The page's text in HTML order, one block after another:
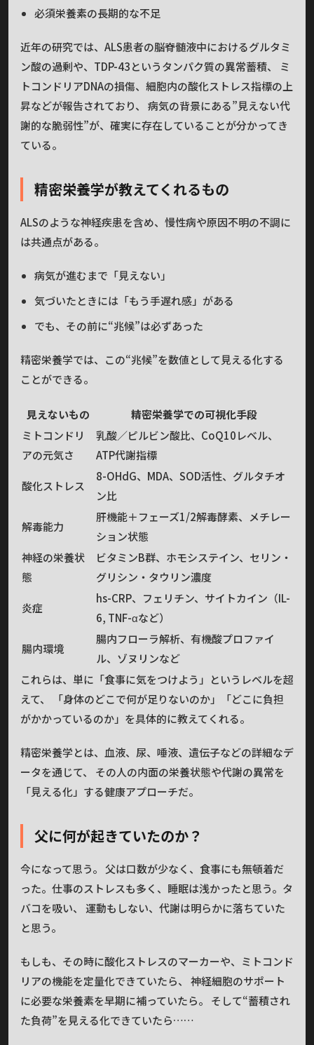
必須栄養素の長期的な不足
近年の研究では、ALS患者の脳脊髄液中におけるグルタミ
ン酸の過剰や、TDP-43というタンパク質の異常蓄積、 ミ
トコンドリアDNAの損傷、細胞内の酸化ストレス指標の上
昇などが報告されており、 病気の背景にある”見えない代
謝的な脆弱性”が、確実に存在していることが分かってき
ている。
精密栄養学が教えてくれるもの
ALSのような神経疾患を含め、慢性病や原因不明の不調に
は共通点がある。
病気が進むまで「見えない」
気づいたときには「もう手遅れ感」がある
でも、その前に“兆候”は必ずあった
精密栄養学では、この“兆候”を数値として見える化する
ことができる。
見えないもの
精密栄養学での可視化手段
ミトコンドリ
アの元気さ
乳酸／ピルビン酸比、CoQ10レベル、
ATP代謝指標
酸化ストレス
8-OHdG、MDA、SOD活性、グルタチオ
ン比
解毒能力
肝機能＋フェーズ1/2解毒酵素、メチレー
ション状態
神経の栄養状
態
ビタミンB群、ホモシステイン、セリン・
グリシン・タウリン濃度
炎症
hs-CRP、フェリチン、サイトカイン（IL-
6, TNF-αなど）
腸内環境
腸内フローラ解析、有機酸プロファイ
ル、ゾヌリンなど
これらは、単に「食事に気をつけよう」というレベルを超
えて、 「身体のどこで何が足りないのか」「どこに負担
がかかっているのか」を具体的に教えてくれる。
精密栄養学とは、血液、尿、唾液、遺伝子などの詳細なデ
ータを通じて、 その人の内面の栄養状態や代謝の異常を
「見える化」する健康アプローチだ。
父に何が起きていたのか？
今になって思う。 父は口数が少なく、食事にも無頓着だ
った。仕事のストレスも多く、睡眠は浅かったと思う。タ
バコを吸い、 運動もしない、代謝は明らかに落ちていた
と思う。
もしも、その時に酸化ストレスのマーカーや、ミトコンド
リアの機能を定量化できていたら、 神経細胞のサポート
に必要な栄養素を早期に補っていたら。 そして“蓄積され
た負荷”を見える化できていたら……